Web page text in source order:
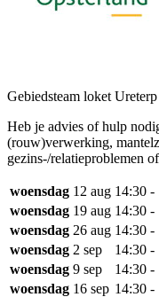
Gebiedsteam loket Ureterp
Heb je advies of hulp
(rouw)verwerking,
gezins-/relatieproblemen
woensdag 12 aug 14:30 -
woensdag 19 aug 14:30 -
woensdag 26 aug 14:30 -
woensdag 2 sep 14:30 -
woensdag 9 sep 14:30 -
woensdag 16 sep 14:30 -